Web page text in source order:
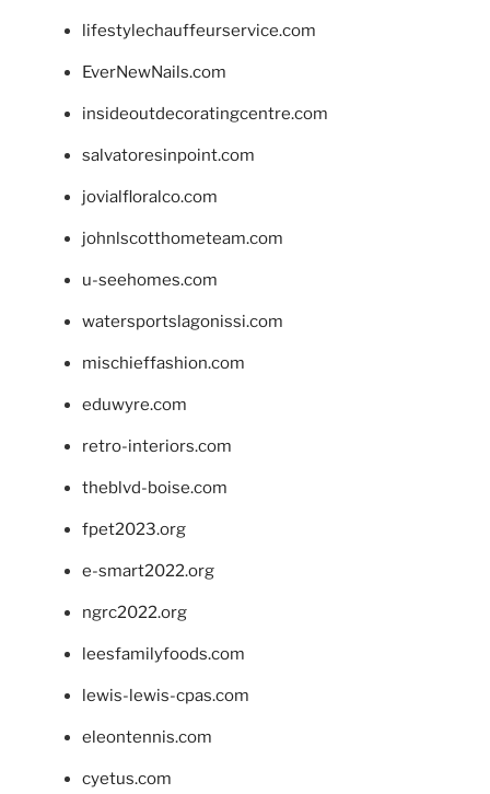
lifestylechauffeurservice.com
EverNewNails.com
insideoutdecoratingcentre.com
salvatoresinpoint.com
jovialfloralco.com
johnlscotthometeam.com
u-seehomes.com
watersportslagonissi.com
mischieffashion.com
eduwyre.com
retro-interiors.com
theblvd-boise.com
fpet2023.org
e-smart2022.org
ngrc2022.org
leesfamilyfoods.com
lewis-lewis-cpas.com
eleontennis.com
cyetus.com